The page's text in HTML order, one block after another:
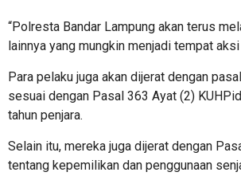
“Polresta Bandar Lampung akan terus
lainnya yang mungkin menjadi tempat
Para pelaku juga akan dijerat dengan
sesuai dengan Pasal 363 Ayat (2)
tahun penjara.
Selain itu, mereka juga dijerat dengan
tentang kepemilikan dan penggunaan